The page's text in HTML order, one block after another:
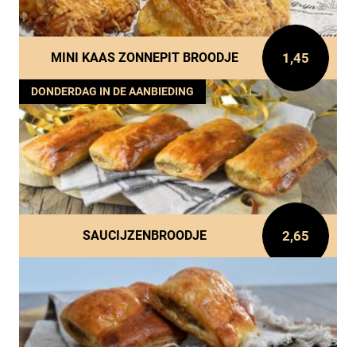
MINI KAAS ZONNEPIT BROODJE 1,45
DONDERDAG IN DE AANBIEDING
SAUCIJZENBROODJE 2,65